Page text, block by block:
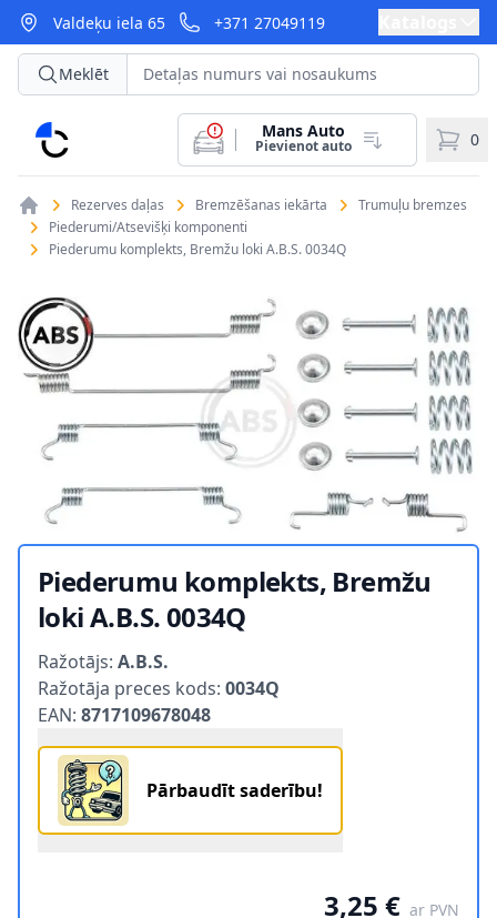
Valdeķu iela 65 +371 27049119
CarParts
Meklēt
Mans Auto
Pievienot auto 0
Rezerves daļas Bremzēšanas iekārta
Trumuļu bremzes
Piederumi/Atsevišķi komponenti
Piederumu komplekts, Bremžu loki A.B.S. 0034Q
Piederumu komplekts, Bremžu
loki A.B.S. 0034Q
Ražotājs: A.B.S.
Ražotāja preces kods: 0034Q
EAN: 8717109678048
Pārbaudīt saderību!
3,25 € ar PVN